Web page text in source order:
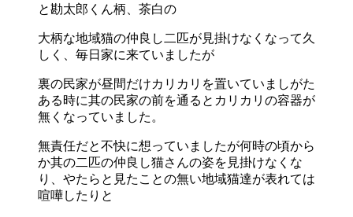
と勘太郎くん柄、茶白の
大柄な地域猫の仲良し二匹が見掛けなくなって久
しく、毎日家に来ていましたが
裏の民家が昼間だけカリカリを置いていましがた
ある時に其の民家の前を通るとカリカリの容器が
無くなっていました。
無責任だと不快に想っていましたが何時の頃から
か其の二匹の仲良し猫さんの姿を見掛けなくな
り、やたらと見たことの無い地域猫達が表れては
喧嘩したりと